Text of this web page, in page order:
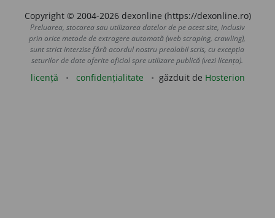
Copyright © 2004-2026 dexonline (https://dexonline.ro)
Preluarea, stocarea sau utilizarea datelor de pe acest site, inclusiv
prin orice metode de extragere automată (web scraping, crawling),
sunt strict interzise fără acordul nostru prealabil scris, cu excepția
seturilor de date oferite oficial spre utilizare publică (vezi licența).
licență confidențialitate găzduit de Hosterion